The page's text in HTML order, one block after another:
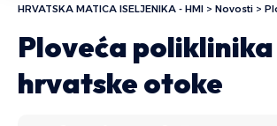
HRVATSKA MATICA ISELJENIKA - HMI > Novosti >
Ploveća
hrvatske otoke